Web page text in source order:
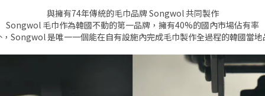
與擁有74年傳統的毛巾品牌 Songwol 共同製作
Songwol 毛巾作為韓國不動的第一品牌，擁有40%的國內市場佔有率
，Songwol 是唯一一個能在自有設施內完成毛巾製作全過程的韓國當地